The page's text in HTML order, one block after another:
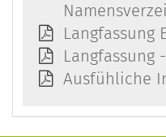
Langfassung
Langfassung -
Ausfühliche